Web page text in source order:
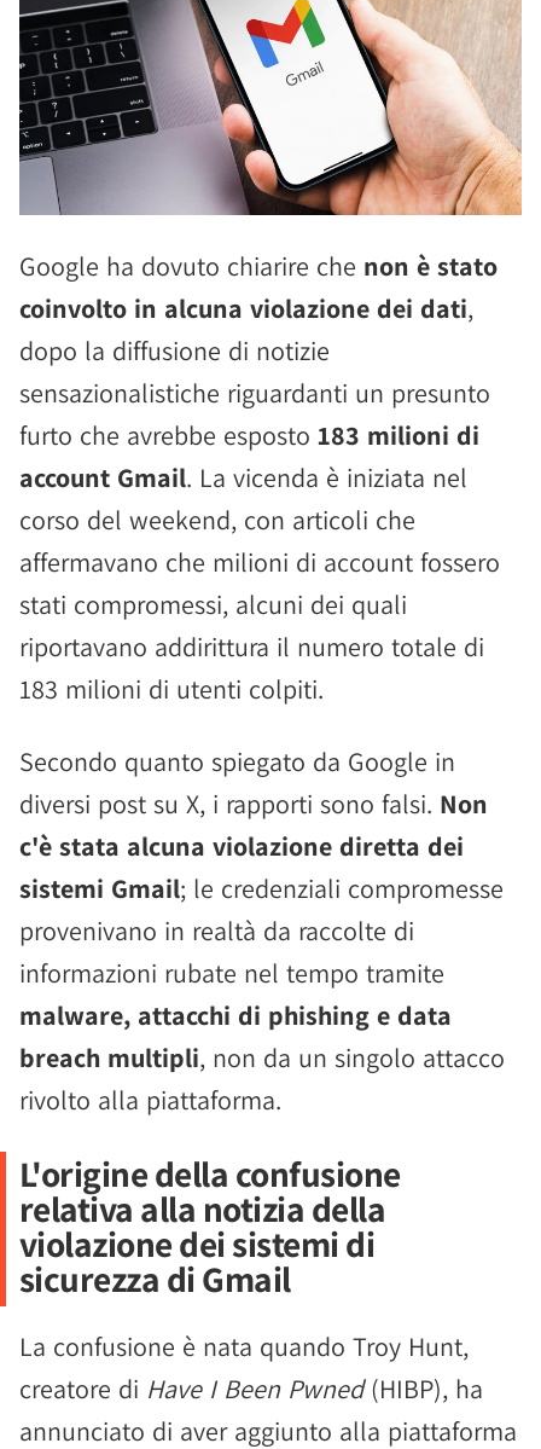
Google ha dovuto chiarire che non è stato
coinvolto in alcuna violazione dei dati,
dopo la diffusione di notizie
sensazionalistiche riguardanti un presunto
furto che avrebbe esposto 183 milioni di
account Gmail. La vicenda è iniziata nel
corso del weekend, con articoli che
affermavano che milioni di account fossero
stati compromessi, alcuni dei quali
riportavano addirittura il numero totale di
183 milioni di utenti colpiti.
Secondo quanto spiegato da Google in
diversi post su X, i rapporti sono falsi. Non
c'è stata alcuna violazione diretta dei
sistemi Gmail; le credenziali compromesse
provenivano in realtà da raccolte di
informazioni rubate nel tempo tramite
malware, attacchi di phishing e data
breach multipli, non da un singolo attacco
rivolto alla piattaforma.
L'origine della confusione
relativa alla notizia della
violazione dei sistemi di
sicurezza di Gmail
La confusione è nata quando Troy Hunt,
creatore di Have I Been Pwned(HIBP), ha
annunciato di aver aggiunto alla piattaforma